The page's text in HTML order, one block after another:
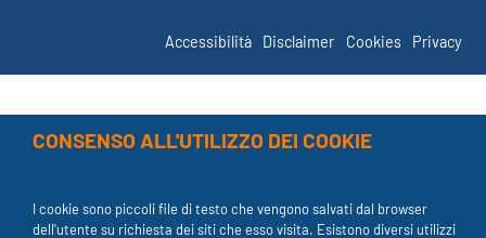
Accessibilità Disclaimer Cookies Privacy
CONSENSO ALL'UTILIZZO DEI COOKIE
I cookie sono piccoli file di testo che vengono salvati dal browser
dell'utente su richiesta dei siti che esso visita. Esistono diversi utilizzi